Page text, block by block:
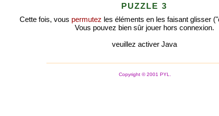
PUZZLE 3
Cette fois, vous permutez les éléments en les faisant glisser
Vous pouvez bien sûr jouer hors connexion.
veuillez activer Java
Copyright © 2001 PYL.